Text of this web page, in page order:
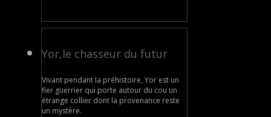
Yor,le chasseur du futur
Vivant pendant la préhistoire, Yor est un
fier guerrier qui porte autour du cou un
étrange collier dont la provenance reste
un mystère.